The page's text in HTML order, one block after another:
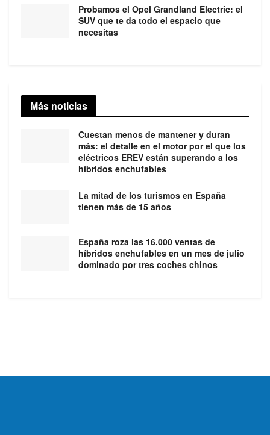
Probamos el Opel Grandland Electric: el
SUV que te da todo el espacio que
necesitas
Más noticias
Cuestan menos de mantener y duran
más: el detalle en el motor por el que los
eléctricos EREV están superando a los
híbridos enchufables
La mitad de los turismos en España
tienen más de 15 años
España roza las 16.000 ventas de
híbridos enchufables en un mes de julio
dominado por tres coches chinos